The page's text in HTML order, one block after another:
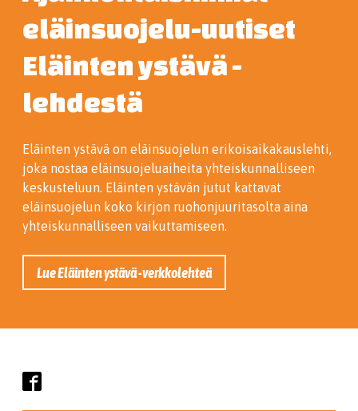
eläinsuojelu-uutiset
Eläinten ystävä -
lehdestä
Eläinten ystävä on eläinsuojelun erikoisaikakauslehti,
joka nostaa eläinsuojeluaiheita yhteiskunnalliseen
keskusteluun. Eläinten ystävän jutut kattavat
eläinsuojelun koko kirjon ruohonjuuritasolta aina
yhteiskunnalliseen vaikuttamiseen.
Lue Eläinten ystävä -verkkolehteä